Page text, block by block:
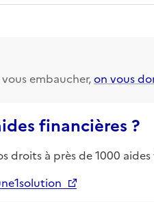
embaucher,on vous
financières ?
droits à près de 1000